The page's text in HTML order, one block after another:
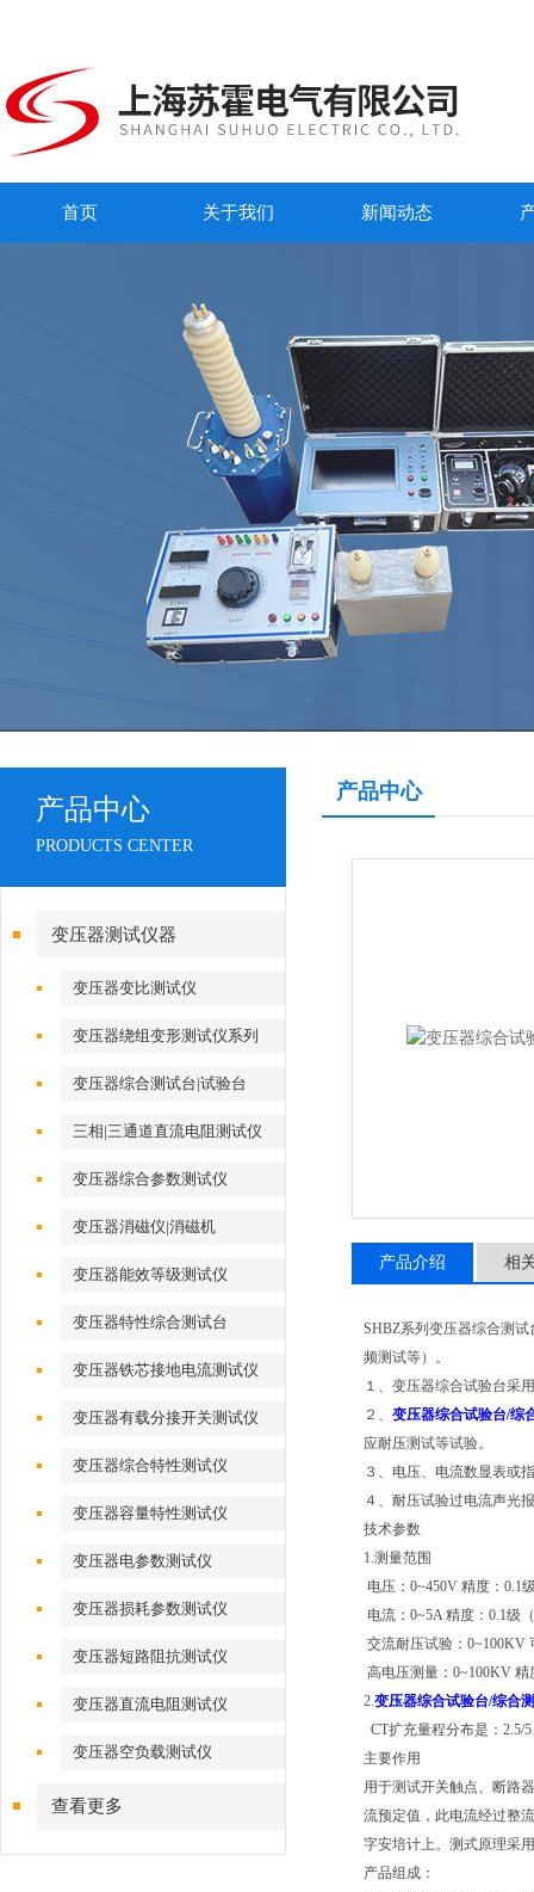
首页 关于我们 新闻动态
产品中心
PRODUCTS CENTER
变压器测试仪器
变压器变比测试仪
变压器绕组变形测试仪系列
变压器综合测试台|试验台
三相|三通道直流电阻测试仪
变压器综合参数测试仪
变压器消磁仪|消磁机
变压器能效等级测试仪
变压器特性综合测试台
变压器铁芯接地电流测试仪
变压器有载分接开关测试仪
变压器综合特性测试仪
变压器容量特性测试仪
变压器电参数测试仪
变压器损耗参数测试仪
变压器短路阻抗测试仪
变压器直流电阻测试仪
变压器空负载测试仪
查看更多
产品中心
产品介绍 相
SHBZ系列变压器综合测
频测试等）。
１、变压器综合试验台采
２、 变压器综合试验台/综
应耐压测试等试验。
３、电压、电流数显表或
４、耐压试验过电流声光
技术参数
1.测量范围
电压：0~450V 精度：0.1
电流：0~5A 精度：0.1级
交流耐压试验：0~100KV
高电压测量：0~100KV 精
2.变压器综合试验台/综合
CT扩充量程分布是：2.5/
主要作用
用于测试开关触点、断路
流预定值，此电流经过整
字安培计上。测式原理采
产品组成：